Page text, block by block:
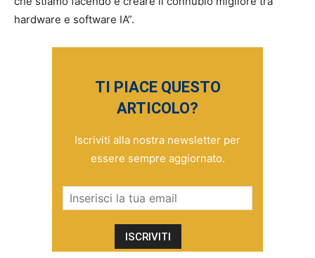
hardware e software IA”.
TI PIACE QUESTO
ARTICOLO?
Iscriviti alla nostra newsletter per
essere sempre aggiornato.